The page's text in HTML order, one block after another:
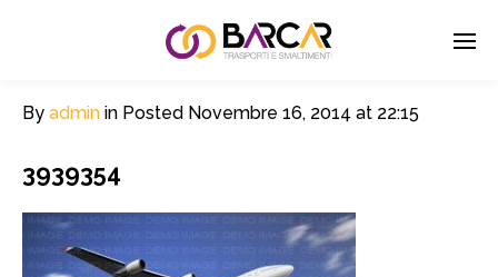
By admin in Posted Novembre 16, 2014 at 22:15
3939354